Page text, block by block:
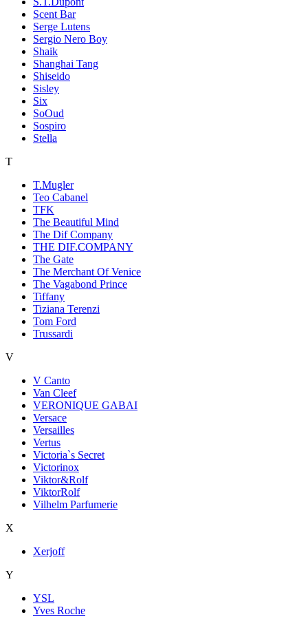
Scent Bar
Serge Lutens
Sergio Nero Boy
Shaik
Shanghai Tang
Shiseido
Sisley
Six
SoOud
Sospiro
Stella
T
T.Mugler
Teo Cabanel
TFK
The Beautiful Mind
The Dif Company
THE DIF.COMPANY
The Gate
The Merchant Of Venice
The Vagabond Prince
Tiffany
Tiziana Terenzi
Tom Ford
Trussardi
V
V Canto
Van Cleef
VERONIQUE GABAI
Versace
Versailles
Vertus
Victoria`s Secret
Victorinox
Viktor&Rolf
ViktorRolf
Vilhelm Parfumerie
X
Xerjoff
Y
YSL
Yves Roche